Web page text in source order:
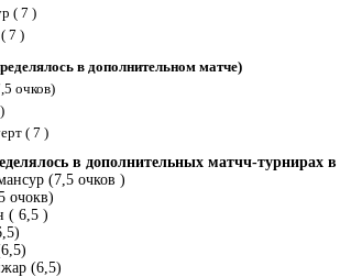
( 7 )
7 )
в дополнительном матче)
очков)
( 7 )
в дополнительных матчч-турнирах
(7,5 очков )
очокв)
( 6,5 )
(6,5)